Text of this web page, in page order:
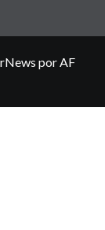
por AF